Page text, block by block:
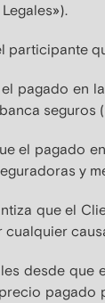
participante
pagado en
seguros
el pagado
y
que el
desde